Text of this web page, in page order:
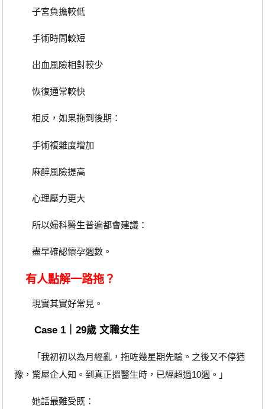
子宮負擔較低
手術時間較短
出血風險相對較少
恢復通常較快
相反，如果拖到後期：
手術複雜度增加
麻醉風險提高
心理壓力更大
所以婦科醫生普遍都會建議：
盡早確認懷孕週數。
有人點解一路拖？
現實其實好常見。
Case 1｜29歲 文職女生
「我初初以為月經亂，拖咗幾星期先驗。之後又不停猶
豫，驚屋企人知。到真正搵醫生時，已經超過10週。」
她話最難受既：